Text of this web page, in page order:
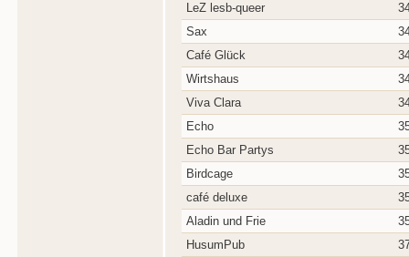
LeZ lesb-queer
Sax
Café Glück
Wirtshaus
Viva Clara
Echo
Echo Bar Partys
Birdcage
café deluxe
Aladin und Frie
HusumPub